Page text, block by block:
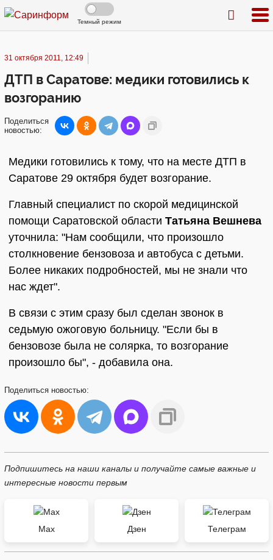
Темный режим
31 октября 2011, 12:49
ДТП в Саратове: медики готовились к
возгоранию
Поделиться
новостью:
Медики готовились к тому, что на месте ДТП в
Саратове 29 октября будет возгорание.
Главный специалист по скорой медицинской
помощи Саратовской области Татьяна Вешнева
уточнила: "Нам сообщили, что произошло
столкновение бензовоза и автобуса с детьми.
Более никаких подробностей, мы не знали что
нас ждет".
В связи с этим сразу был сделан звонок в
седьмую ожоговую больницу. "Если бы в
бензовозе была не солярка, то возгорание
произошло бы", - добавила она.
Поделиться новостью:
Подпишитесь на наши каналы и получайте самые важные и
интересные новости первым
Max Дзен Телеграм